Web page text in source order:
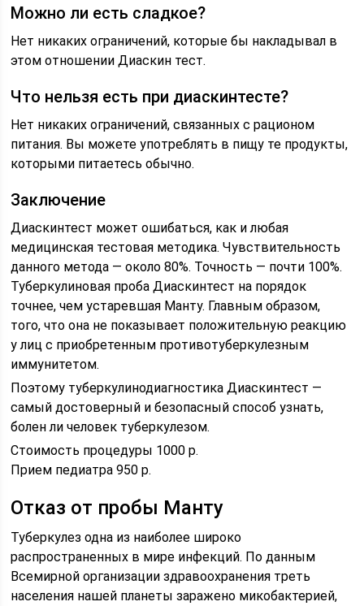
Можно ли есть сладкое?
Нет никаких ограничений, которые бы накладывал в
этом отношении Диаскин тест.
Что нельзя есть при диаскинтесте?
Нет никаких ограничений, связанных с рационом
питания. Вы можете употреблять в пищу те продукты,
которыми питаетесь обычно.
Заключение
Диаскинтест может ошибаться, как и любая
медицинская тестовая методика. Чувствительность
данного метода — около 80%. Точность — почти 100%.
Туберкулиновая проба Диаскинтест на порядок
точнее, чем устаревшая Манту. Главным образом,
того, что она не показывает положительную реакцию
у лиц с приобретенным противотуберкулезным
иммунитетом.
Поэтому туберкулинодиагностика Диаскинтест —
самый достоверный и безопасный способ узнать,
болен ли человек туберкулезом.
Стоимость процедуры 1000 р.
Прием педиатра 950 р.
Отказ от пробы Манту
Туберкулез одна из наиболее широко
распространенных в мире инфекций. По данным
Всемирной организации здравоохранения треть
населения нашей планеты заражено микобактерией,